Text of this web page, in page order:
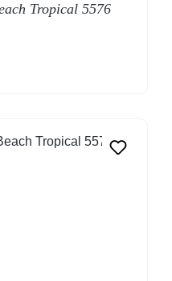
Tropical 5576